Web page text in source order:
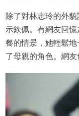
除了對林志玲的外
示欽佩。有網友回
餐的情景，她輕鬆
了母親的角色。網友